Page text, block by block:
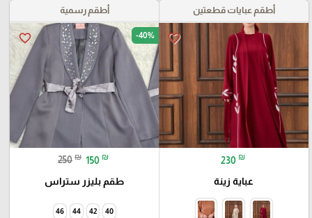
أطقم عبايات قطعتين
favorite_border
230 ₪
عباية زينة
أطقم رسمية
favorite_border -40%
250 ₪ 150 ₪
طقم بليزر ستراس
40
42
44
46